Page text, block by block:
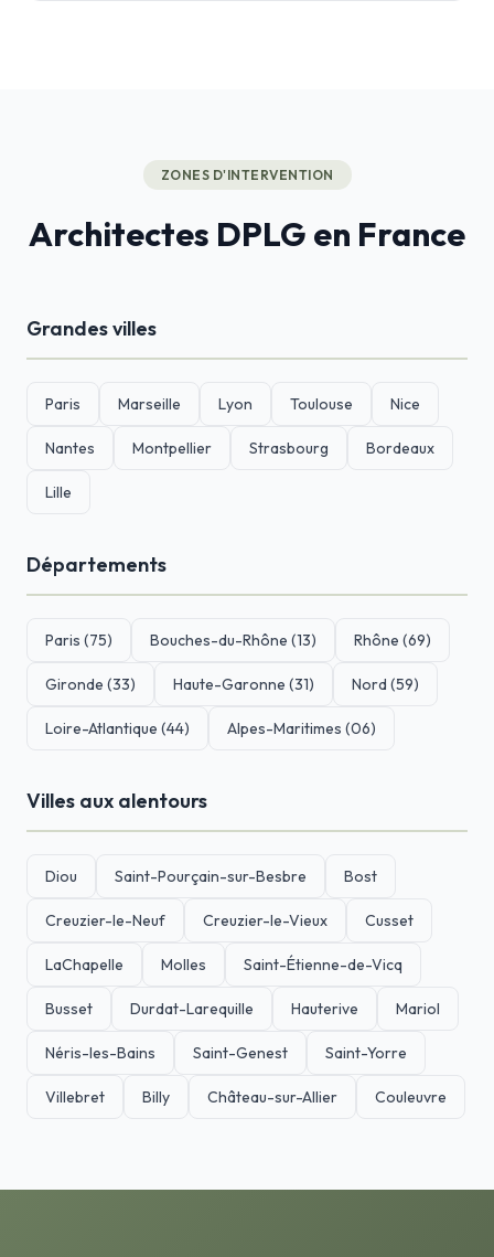
ZONES D'INTERVENTION
Architectes DPLG en France
Grandes villes
Paris Marseille Lyon Toulouse Nice
Nantes Montpellier Strasbourg Bordeaux
Lille
Départements
Paris (75) Bouches-du-Rhône (13) Rhône (69)
Gironde (33) Haute-Garonne (31) Nord (59)
Loire-Atlantique (44) Alpes-Maritimes (06)
Villes aux alentours
Diou Saint-Pourçain-sur-Besbre Bost
Creuzier-le-Neuf Creuzier-le-Vieux Cusset
LaChapelle Molles Saint-Étienne-de-Vicq
Busset Durdat-Larequille Hauterive Mariol
Néris-les-Bains Saint-Genest Saint-Yorre
Villebret Billy Château-sur-Allier Couleuvre